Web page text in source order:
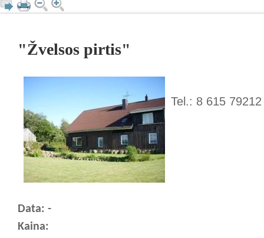
"Žvelsos pirtis"
Tel.: 8 615 79212
Data: -
Kaina: